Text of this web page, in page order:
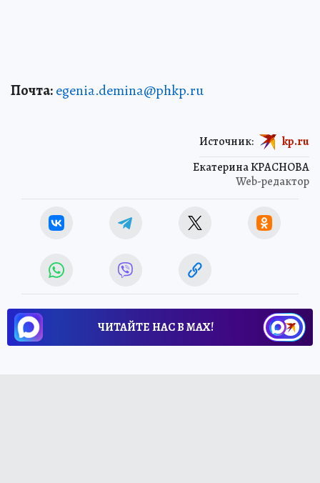
Почта:egenia.demina@phkp.ru
Екатерина КРАСНОВА
Web-редактор
Источник: kp.ru
ЧИТАЙТЕ НАС В МАХ!